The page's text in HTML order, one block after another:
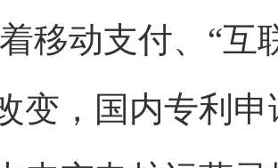
移动支付、“互
变，国内专利